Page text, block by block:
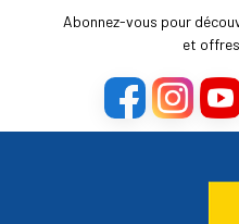
Abonnez-vous pour
et